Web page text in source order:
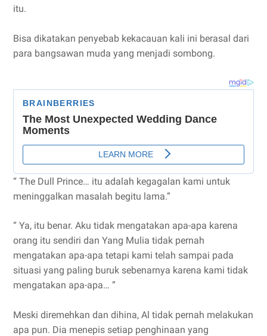
itu.
Bisa dikatakan penyebab kekacauan kali ini berasal dari
para bangsawan muda yang menjadi sombong.
“ The Dull Prince… itu adalah kegagalan kami untuk
meninggalkan masalah begitu lama.”
“ Ya, itu benar. Aku tidak mengatakan apa-apa karena
orang itu sendiri dan Yang Mulia tidak pernah
mengatakan apa-apa tetapi kami telah sampai pada
situasi yang paling buruk sebenarnya karena kami tidak
mengatakan apa-apa… ”
Meski diremehkan dan dihina, Al tidak pernah melakukan
apa pun. Dia menepis setiap penghinaan yang